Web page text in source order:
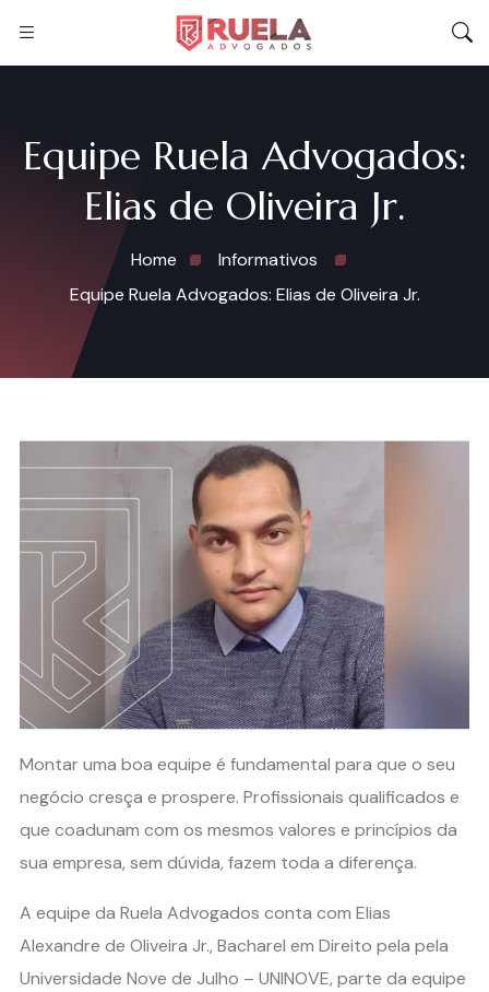
Equipe Ruela Advogados:
Elias de Oliveira Jr.
Home
Informativos
Equipe Ruela Advogados: Elias de Oliveira Jr.
Montar uma boa equipe é fundamental para que o seu
negócio cresça e prospere. Profissionais qualificados e
que coadunam com os mesmos valores e princípios da
sua empresa, sem dúvida, fazem toda a diferença.
A equipe da Ruela Advogados conta com Elias
Alexandre de Oliveira Jr., Bacharel em Direito pela pela
Universidade Nove de Julho – UNINOVE, parte da equipe